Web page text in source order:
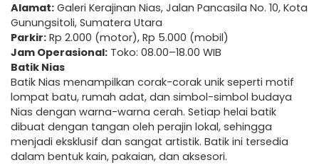
Alamat: Galeri Kerajinan Nias, Jalan Pancasila No. 10, Kota
Gunungsitoli, Sumatera Utara
Parkir: Rp 2.000 (motor), Rp 5.000 (mobil)
Jam Operasional: Toko: 08.00–18.00 WIB
Batik Nias
Batik Nias menampilkan corak-corak unik seperti motif
lompat batu, rumah adat, dan simbol-simbol budaya
Nias dengan warna-warna cerah. Setiap helai batik
dibuat dengan tangan oleh perajin lokal, sehingga
menjadi eksklusif dan sangat artistik. Batik ini tersedia
dalam bentuk kain, pakaian, dan aksesori.